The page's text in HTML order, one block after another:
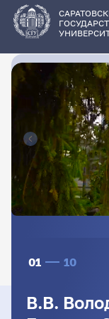
основному
содержанию
01 10
В.В.